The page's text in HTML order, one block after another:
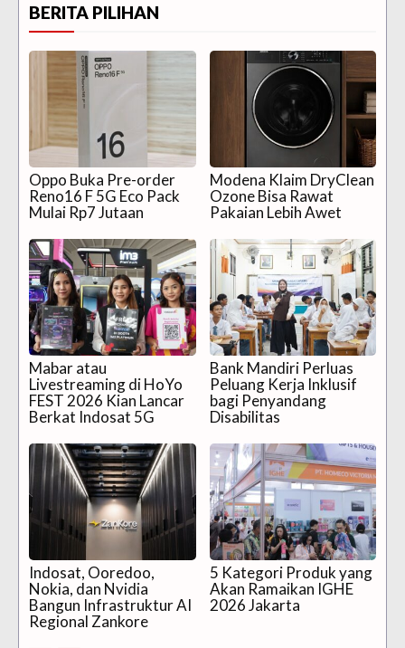
BERITA PILIHAN
Oppo Buka Pre-order
Reno16 F 5G Eco Pack
Mulai Rp7 Jutaan
Modena Klaim DryClean
Ozone Bisa Rawat
Pakaian Lebih Awet
Mabar atau
Livestreaming di HoYo
FEST 2026 Kian Lancar
Berkat Indosat 5G
Bank Mandiri Perluas
Peluang Kerja Inklusif
bagi Penyandang
Disabilitas
Indosat, Ooredoo,
Nokia, dan Nvidia
Bangun Infrastruktur AI
Regional Zankore
5 Kategori Produk yang
Akan Ramaikan IGHE
2026 Jakarta